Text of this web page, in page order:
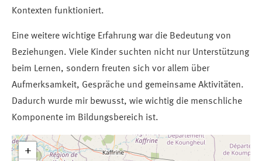
Kontexten funktioniert.
Eine weitere wichtige Erfahrung war die Bedeutung von
Beziehungen. Viele Kinder suchten nicht nur Unterstützung
beim Lernen, sondern freuten sich vor allem über
Aufmerksamkeit, Gespräche und gemeinsame Aktivitäten.
Dadurch wurde mir bewusst, wie wichtig die menschliche
Komponente im Bildungsbereich ist.
+